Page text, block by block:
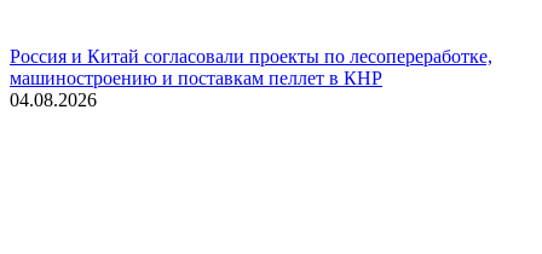
Россия и Китай согласовали проекты по лесопереработке,
машиностроению и поставкам пеллет в КНР
04.08.2026